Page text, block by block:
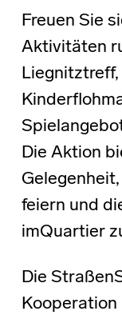
Freuen Sie
Aktivitäten
Die Aktion
feiern und
imQuartier
Die